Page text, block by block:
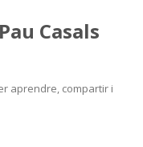
Casals
aprendre, compartir i